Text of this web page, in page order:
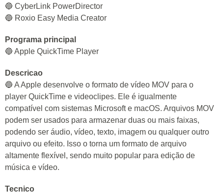
🔵 CyberLink PowerDirector
🔵 Roxio Easy Media Creator
Programa principal
🔵 Apple QuickTime Player
Descricao
🔵 A Apple desenvolve o formato de vídeo MOV para o
player QuickTime e videoclipes. Ele é igualmente
compatível com sistemas Microsoft e macOS. Arquivos MOV
podem ser usados para armazenar duas ou mais faixas,
podendo ser áudio, vídeo, texto, imagem ou qualquer outro
arquivo ou efeito. Isso o torna um formato de arquivo
altamente flexível, sendo muito popular para edição de
música e vídeo.
Tecnico